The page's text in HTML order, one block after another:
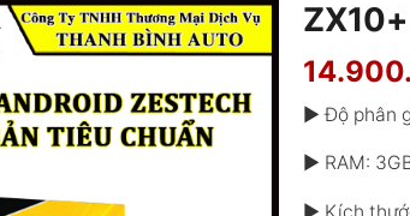
▶ Độ phân
▶ RAM: